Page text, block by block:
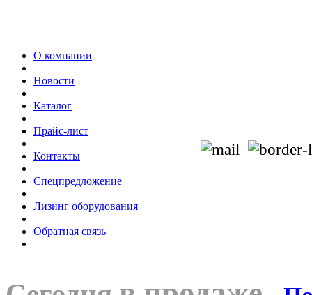
О компании
Новости
Каталог
Прайс-лист
Контакты
Спецпредложение
Лизинг оборудования
Обратная связь